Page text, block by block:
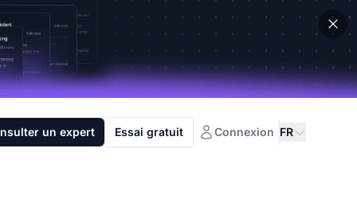
un expert Essai gratuit Connexion FR